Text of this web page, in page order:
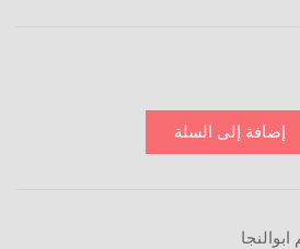
إضافة إلى السلة